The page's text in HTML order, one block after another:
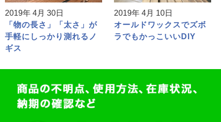
2019年 4月 30日
「物の長さ」「太さ」が
手軽にしっかり測れるノ
ギス
2019年 4月 10日
オールドワックスでズボ
ラでもかっこいいDIY